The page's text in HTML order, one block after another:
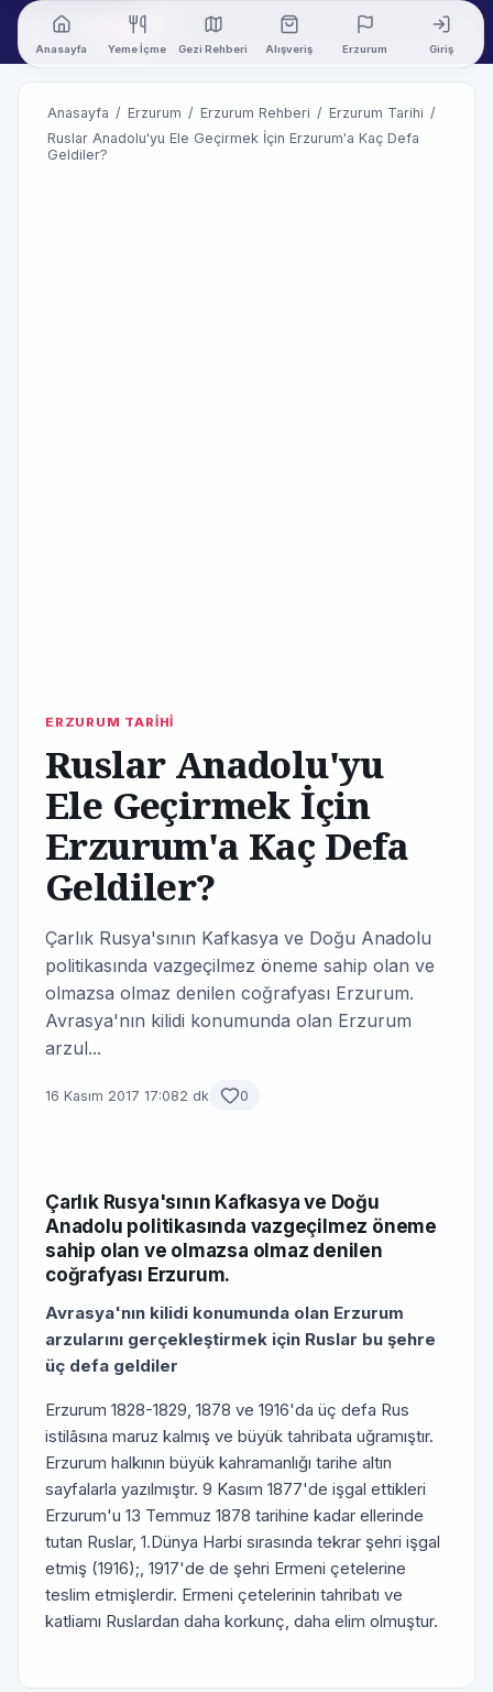
Anasayfa Yeme İçme Gezi Rehberi Alışveriş Erzurum Giriş
Anasayfa / Erzurum / Erzurum Rehberi / Erzurum Tarihi /
Ruslar Anadolu'yu Ele Geçirmek İçin Erzurum'a Kaç Defa
Geldiler?
ERZURUM TARİHİ
Ruslar Anadolu'yu
Ele Geçirmek İçin
Erzurum'a Kaç Defa
Geldiler?
Çarlık Rusya'sının Kafkasya ve Doğu Anadolu
politikasında vazgeçilmez öneme sahip olan ve
olmazsa olmaz denilen coğrafyası Erzurum.
Avrasya'nın kilidi konumunda olan Erzurum
arzul...
16 Kasım 2017 17:082 dk 0
Çarlık Rusya'sının Kafkasya ve Doğu
Anadolu politikasında vazgeçilmez öneme
sahip olan ve olmazsa olmaz denilen
coğrafyası Erzurum.
Avrasya'nın kilidi konumunda olan Erzurum
arzularını gerçekleştirmek için Ruslar bu şehre
üç defa geldiler
Erzurum 1828-1829, 1878 ve 1916'da üç defa Rus
istilâsına maruz kalmış ve büyük tahribata uğramıştır.
Erzurum halkının büyük kahramanlığı tarihe altın
sayfalarla yazılmıştır. 9 Kasım 1877'de işgal ettikleri
Erzurum'u 13 Temmuz 1878 tarihine kadar ellerinde
tutan Ruslar, 1.Dünya Harbi sırasında tekrar şehri işgal
etmiş (1916);, 1917'de de şehri Ermeni çetelerine
teslim etmişlerdir. Ermeni çetelerinin tahribatı ve
katliamı Ruslardan daha korkunç, daha elim olmuştur.